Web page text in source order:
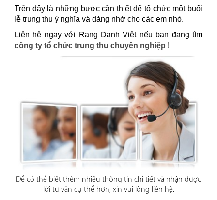
Trên đây là những bước cần thiết để tổ chức một buổi
lễ trung thu ý nghĩa và đáng nhớ cho các em nhỏ.
Liên hệ ngay với Rạng Danh Việt nếu bạn đang tìm
công ty tổ chức trung thu chuyên nghiệp !
Để có thể biết thêm nhiều thông tin chi tiết và nhận được
lời tư vấn cụ thể hơn, xin vui lòng liên hệ.